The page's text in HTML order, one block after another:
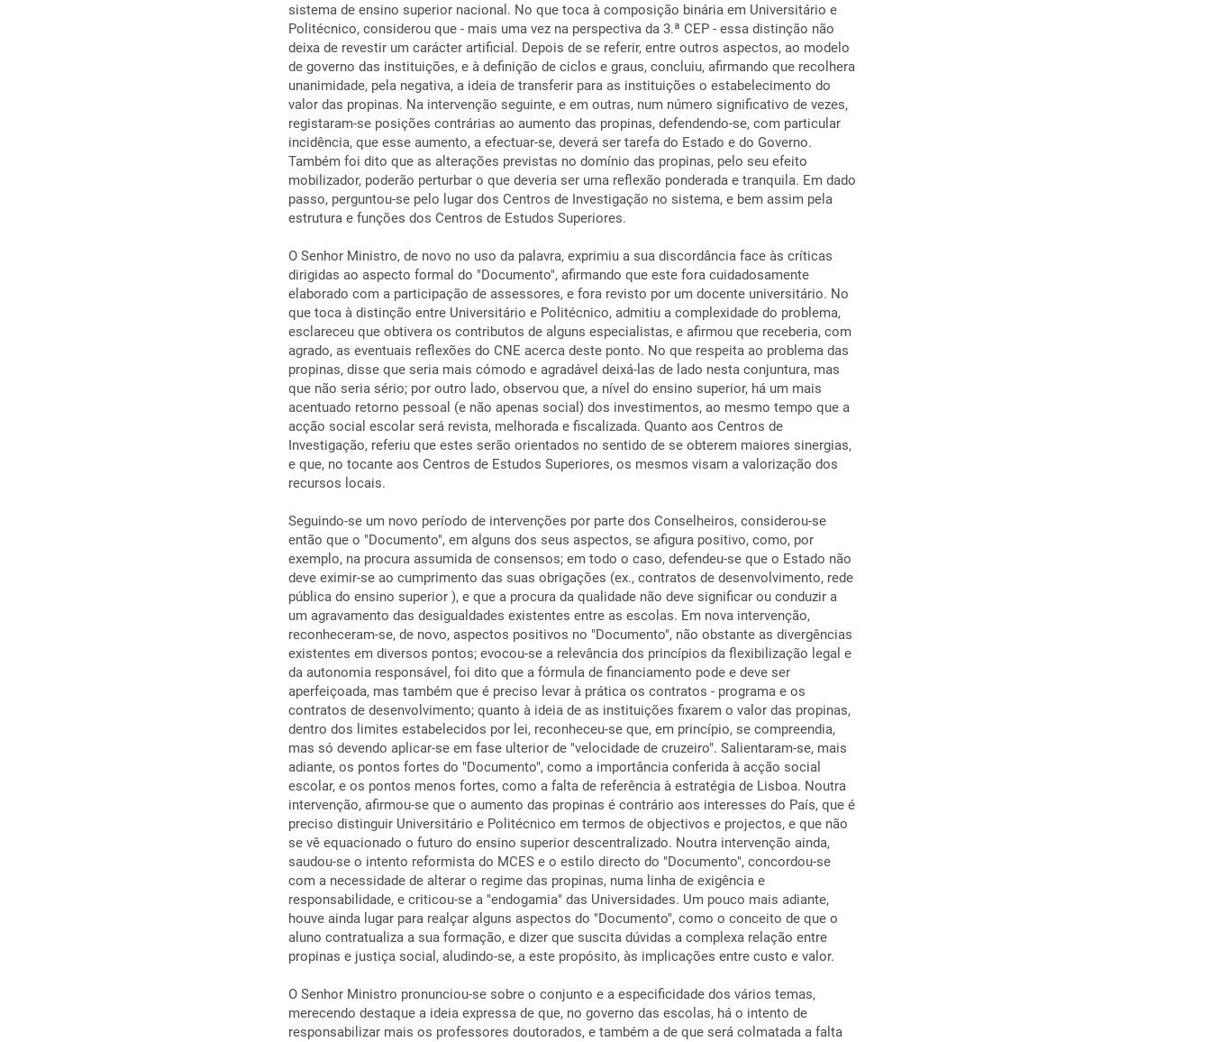
sistema de ensino superior nacional. No que toca à composição binária em Universitário e
Politécnico, considerou que - mais uma vez na perspectiva da 3.ª CEP - essa distinção não
deixa de revestir um carácter artificial. Depois de se referir, entre outros aspectos, ao modelo
de governo das instituições, e à definição de ciclos e graus, concluiu, afirmando que recolhera
unanimidade, pela negativa, a ideia de transferir para as instituições o estabelecimento do
valor das propinas. Na intervenção seguinte, e em outras, num número significativo de vezes,
registaram-se posições contrárias ao aumento das propinas, defendendo-se, com particular
incidência, que esse aumento, a efectuar-se, deverá ser tarefa do Estado e do Governo.
Também foi dito que as alterações previstas no domínio das propinas, pelo seu efeito
mobilizador, poderão perturbar o que deveria ser uma reflexão ponderada e tranquila. Em dado
passo, perguntou-se pelo lugar dos Centros de Investigação no sistema, e bem assim pela
estrutura e funções dos Centros de Estudos Superiores.
O Senhor Ministro, de novo no uso da palavra, exprimiu a sua discordância face às críticas
dirigidas ao aspecto formal do "Documento", afirmando que este fora cuidadosamente
elaborado com a participação de assessores, e fora revisto por um docente universitário. No
que toca à distinção entre Universitário e Politécnico, admitiu a complexidade do problema,
esclareceu que obtivera os contributos de alguns especialistas, e afirmou que receberia, com
agrado, as eventuais reflexões do CNE acerca deste ponto. No que respeita ao problema das
propinas, disse que seria mais cómodo e agradável deixá-las de lado nesta conjuntura, mas
que não seria sério; por outro lado, observou que, a nível do ensino superior, há um mais
acentuado retorno pessoal (e não apenas social) dos investimentos, ao mesmo tempo que a
acção social escolar será revista, melhorada e fiscalizada. Quanto aos Centros de
Investigação, referiu que estes serão orientados no sentido de se obterem maiores sinergias,
e que, no tocante aos Centros de Estudos Superiores, os mesmos visam a valorização dos
recursos locais.
Seguindo-se um novo período de intervenções por parte dos Conselheiros, considerou-se
então que o "Documento", em alguns dos seus aspectos, se afigura positivo, como, por
exemplo, na procura assumida de consensos; em todo o caso, defendeu-se que o Estado não
deve eximir-se ao cumprimento das suas obrigações (ex., contratos de desenvolvimento, rede
pública do ensino superior ), e que a procura da qualidade não deve significar ou conduzir a
um agravamento das desigualdades existentes entre as escolas. Em nova intervenção,
reconheceram-se, de novo, aspectos positivos no "Documento", não obstante as divergências
existentes em diversos pontos; evocou-se a relevância dos princípios da flexibilização legal e
da autonomia responsável, foi dito que a fórmula de financiamento pode e deve ser
aperfeiçoada, mas também que é preciso levar à prática os contratos - programa e os
contratos de desenvolvimento; quanto à ideia de as instituições fixarem o valor das propinas,
dentro dos limites estabelecidos por lei, reconheceu-se que, em princípio, se compreendia,
mas só devendo aplicar-se em fase ulterior de "velocidade de cruzeiro". Salientaram-se, mais
adiante, os pontos fortes do "Documento", como a importância conferida à acção social
escolar, e os pontos menos fortes, como a falta de referência à estratégia de Lisboa. Noutra
intervenção, afirmou-se que o aumento das propinas é contrário aos interesses do País, que é
preciso distinguir Universitário e Politécnico em termos de objectivos e projectos, e que não
se vê equacionado o futuro do ensino superior descentralizado. Noutra intervenção ainda,
saudou-se o intento reformista do MCES e o estilo directo do "Documento", concordou-se
com a necessidade de alterar o regime das propinas, numa linha de exigência e
responsabilidade, e criticou-se a "endogamia" das Universidades. Um pouco mais adiante,
houve ainda lugar para realçar alguns aspectos do "Documento", como o conceito de que o
aluno contratualiza a sua formação, e dizer que suscita dúvidas a complexa relação entre
propinas e justiça social, aludindo-se, a este propósito, às implicações entre custo e valor.
O Senhor Ministro pronunciou-se sobre o conjunto e a especificidade dos vários temas,
merecendo destaque a ideia expressa de que, no governo das escolas, há o intento de
responsabilizar mais os professores doutorados, e também a de que será colmatada a falta